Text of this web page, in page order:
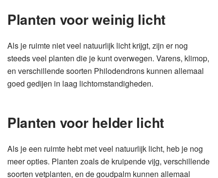
Planten voor weinig licht
Als je ruimte niet veel natuurlijk licht krijgt, zijn er nog
steeds veel planten die je kunt overwegen. Varens, klimop,
en verschillende soorten Philodendrons kunnen allemaal
goed gedijen in laag lichtomstandigheden.
Planten voor helder licht
Als je een ruimte hebt met veel natuurlijk licht, heb je nog
meer opties. Planten zoals de kruipende vijg, verschillende
soorten vetplanten, en de goudpalm kunnen allemaal